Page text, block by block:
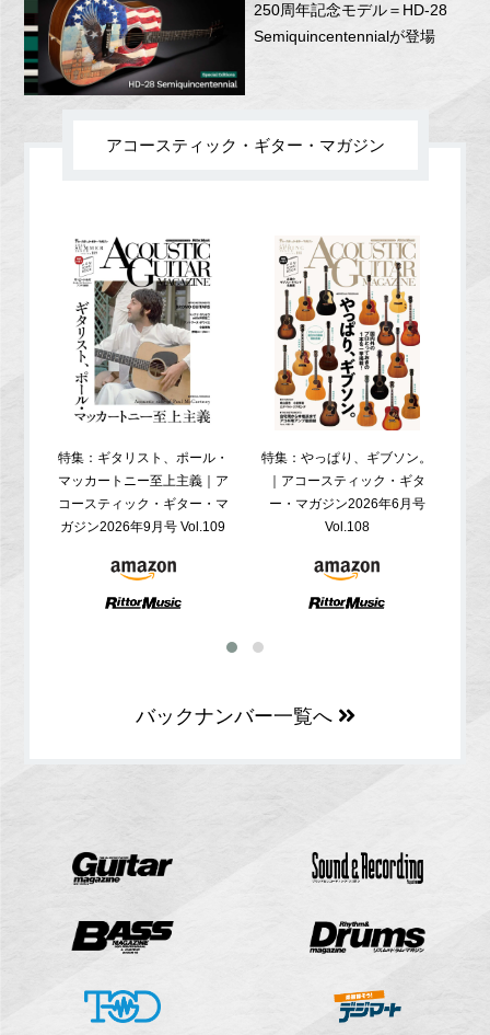
250周年記念モデル＝HD-28
Semiquincentennialが登場
アコースティック・ギター・マガジン
特集：ギタリスト、ポール・
マッカートニー至上主義｜ア
コースティック・ギター・マ
ガジン2026年9月号 Vol.109
特集：やっぱり、ギブソン。
｜アコースティック・ギタ
ー・マガジン2026年6月号
Vol.108
バックナンバー一覧へ